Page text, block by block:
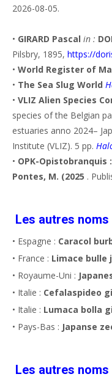
2026-08-05.
• GIRARD Pascal in :
Pilsbry, 1895, https://
• World Register of
• The Sea Slug World
• VLIZ Alien Species
species of the Belgian
estuaries anno 2024–
Institute (VLIZ). 5 pp.
• OPK-Opistobranquis
Pontes, M. (2025 .
Les autres
• Espagne : Caracol
• France : Limace bulle
• Royaume-Uni :
• Italie : Cefalaspideo
• Italie : Lumaca bolla
• Pays-Bas : Japanse
Les autres